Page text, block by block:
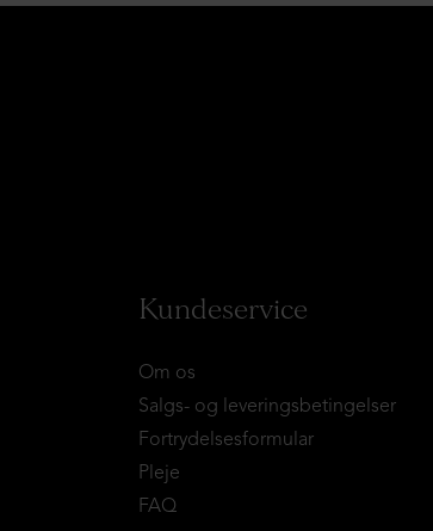
Kundeservice
Om os
Salgs- og leveringsbetingelser
Fortrydelsesformular
Pleje
FAQ